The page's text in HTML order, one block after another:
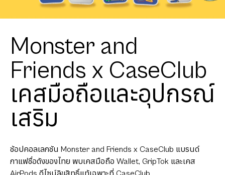
Monster and
Friends x CaseClub
เคสมือถือและอุปกรณ์
เสริม
ช้อปคอลเลกชัน Monster and Friends x CaseClub แบรนด์
กาแฟชื่อดังของไทย พบเคสมือถือ Wallet, GripTok และเคส